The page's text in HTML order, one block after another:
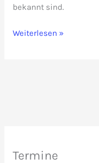
bekannt sind.
Illegales
Weiterlesen »
Termine